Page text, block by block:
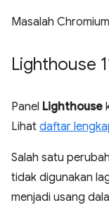
Masalah
Lighthouse
Panel Lighthouse
Lihat daftar
Salah satu
tidak digunakan
menjadi usang